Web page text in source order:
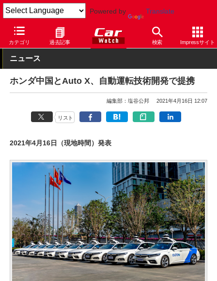
Powered by Translate
カテゴリ 過去記事 検索 Impressサイト
Car Watch 自動車 ホンダ その他
ニュース
ホンダ中国とAuto X、自動運転技術開発で提携
編集部：塩谷公邦 2021年4月16日 12:07
リスト
2021年4月16日（現地時間）発表